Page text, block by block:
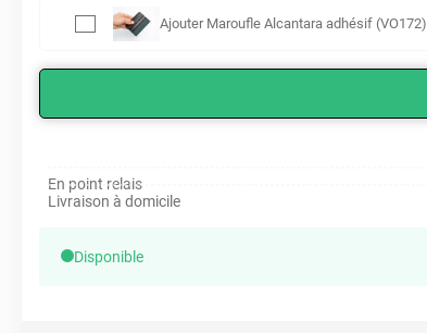
Ajouter Maroufle Alcantara adhésif (VO172)
En point relais
Livraison à domicile
Disponible